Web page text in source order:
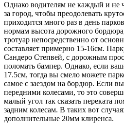
Однако водителям не каждый и не
за город, чтобы преодолевать
приходится много раз в день
нормам высота дорожного
тротуар непосредственно от
составляет примерно 15-16см.
Сандеро Степвей, с дорожным
поломать бампер. Однако, если
17.5см, тогда вы смело можете
самое с заездом на бордюр. Если
передними колесами, то это
малый угол так сказать переката
задним колесам. В таких вот
дополнительные 20мм клиренса.